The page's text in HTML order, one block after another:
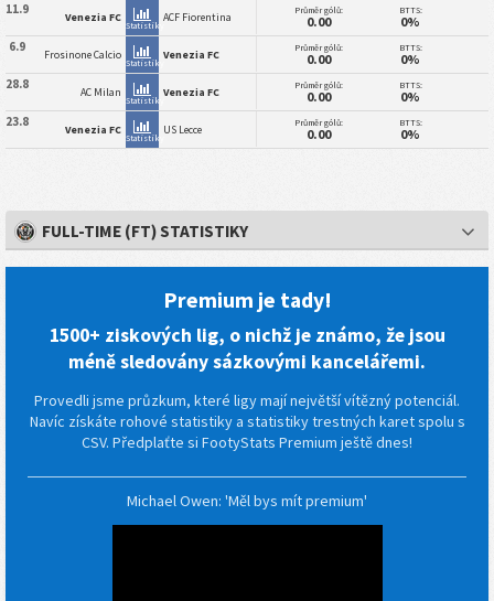
11.9 Venezia FC
Statistiky
ACF Fiorentina Průměr gólů:
0.00
BTTS:
0%
6.9 Frosinone Calcio
Statistiky
Venezia FC Průměr gólů:
0.00
BTTS:
0%
28.8 AC Milan
Statistiky
Venezia FC Průměr gólů:
0.00
BTTS:
0%
23.8 Venezia FC
Statistiky
US Lecce Průměr gólů:
0.00
BTTS:
0%
FULL-TIME (FT) STATISTIKY
Premium je tady!
1500+ ziskových lig, o nichž je známo, že jsou
méně sledovány sázkovými kancelářemi.
Provedli jsme průzkum, které ligy mají největší vítězný potenciál.
Navíc získáte rohové statistiky a statistiky trestných karet spolu s
CSV. Předplaťte si FootyStats Premium ještě dnes!
Michael Owen: 'Měl bys mít premium'